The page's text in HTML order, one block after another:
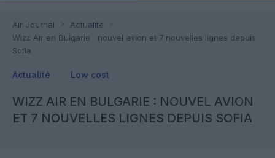
Air Journal
Actualité
Wizz Air en Bulgarie : nouvel avion et 7 nouvelles lignes depuis
Sofia
Actualité Low cost
WIZZ AIR EN BULGARIE : NOUVEL AVION
ET 7 NOUVELLES LIGNES DEPUIS SOFIA